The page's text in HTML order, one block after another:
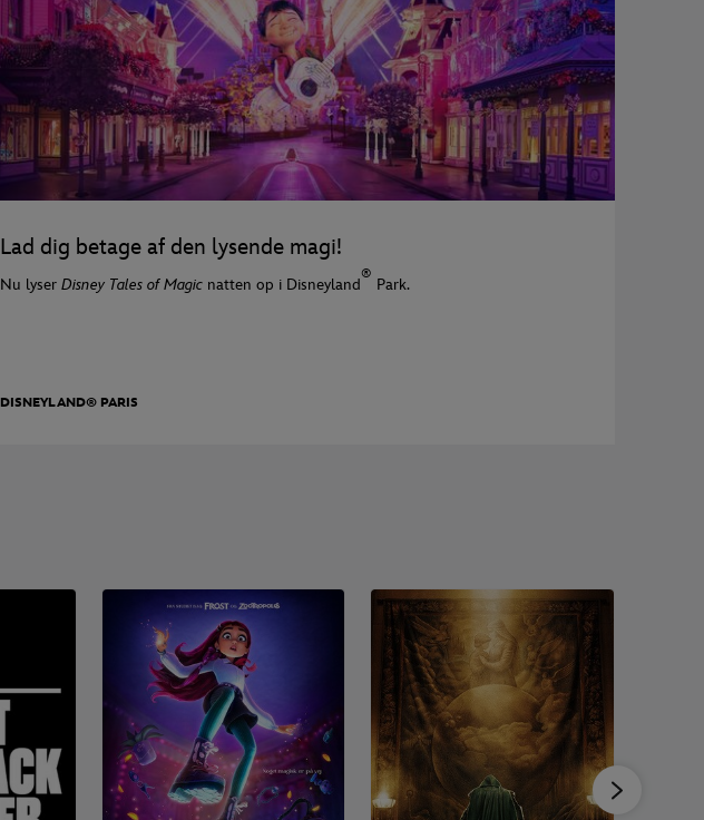
Lad dig betage af den lysende magi!
Nu lyser Disney Tales of Magic natten op i Disneyland
®
Park.
DISNEYLAND® PARIS